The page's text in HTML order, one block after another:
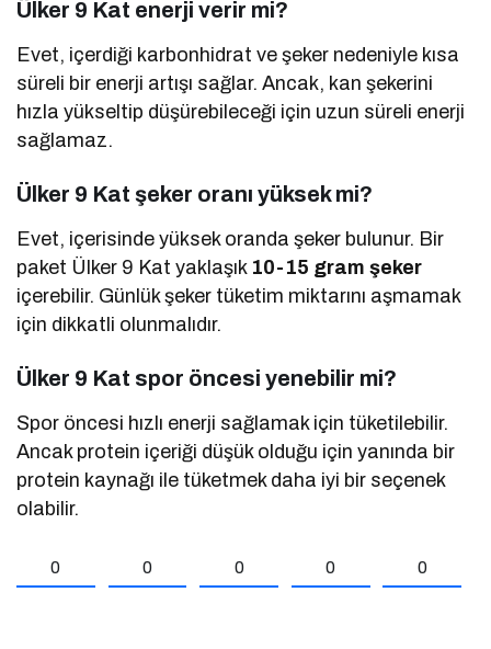
Ülker 9 Kat enerji verir mi?
Evet, içerdiği karbonhidrat ve şeker nedeniyle kısa
süreli bir enerji artışı sağlar. Ancak, kan şekerini
hızla yükseltip düşürebileceği için uzun süreli enerji
sağlamaz.
Ülker 9 Kat şeker oranı yüksek mi?
Evet, içerisinde yüksek oranda şeker bulunur. Bir
paket Ülker 9 Kat yaklaşık 10-15 gram şeker
içerebilir. Günlük şeker tüketim miktarını aşmamak
için dikkatli olunmalıdır.
Ülker 9 Kat spor öncesi yenebilir mi?
Spor öncesi hızlı enerji sağlamak için tüketilebilir.
Ancak protein içeriği düşük olduğu için yanında bir
protein kaynağı ile tüketmek daha iyi bir seçenek
olabilir.
0 0 0 0 0